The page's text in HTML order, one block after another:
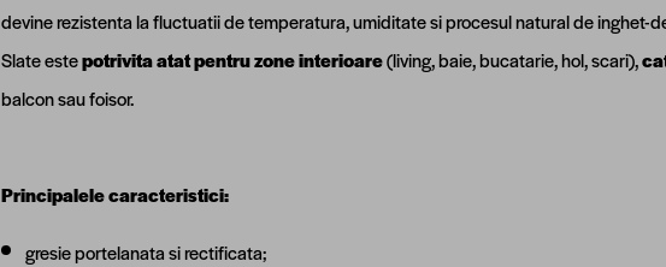
devine rezistenta la fluctuatii de temperatura, umiditate si procesul natural de inghet-
Slate estepotrivita atat pentru zone interioare(living, baie, bucatarie, hol, scari),
balcon sau foisor.
Principalele caracteristici:
gresie portelanata si rectificata;